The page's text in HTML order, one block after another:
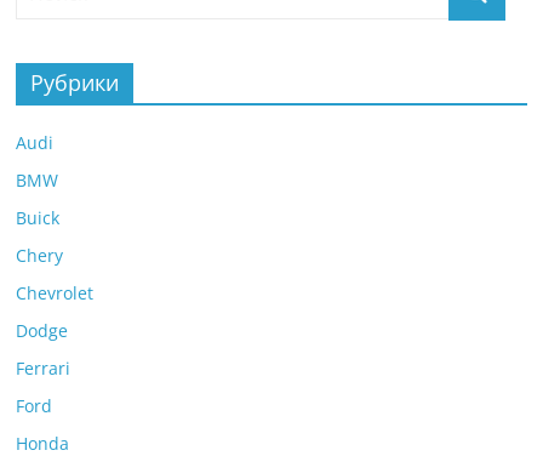
Рубрики
Audi
BMW
Buick
Chery
Chevrolet
Dodge
Ferrari
Ford
Honda